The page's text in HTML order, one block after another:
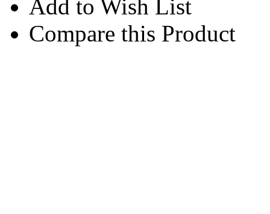
Add to Wish List
Compare this Product